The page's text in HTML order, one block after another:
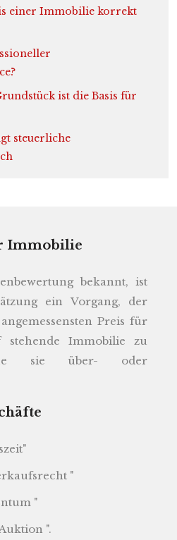
einer Immobilie korrekt
ist die Basis für
steuerliche
Immobilie
bekannt, ist
ein Vorgang, der
Preis für
stehende Immobilie zu
sie über- oder
"
"
".